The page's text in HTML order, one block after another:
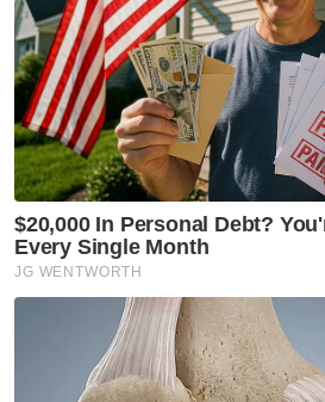
Selain itu hantaran tersebut
dikongsi lebih 200
@sinarharianonlineSeorang
hasrat isterinya untuk
sebelum majlis pernikahan
sebuah masjid pada 24
akad nikah itu, isteri
dengan isteri kedua.
Instrumental Version
#FYP#SinarHarian